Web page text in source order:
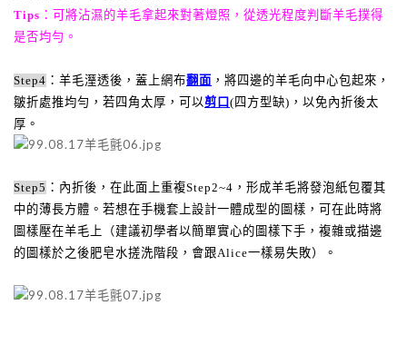
Tips ：可將沾濕的羊毛拿起來對著燈照，從透光程度判斷羊毛撲得
是否均勻。
Step4 ：羊毛溼透後，蓋上網布翻面 ，將四邊的羊毛向中心包起來，
皺折處推均勻，若四角太厚，可以剪口 (四方型缺)，以免內折後太
厚。
Step5 ：內折後，在此面上重複Step2~4 ，形成羊毛將發泡紙包覆其
中的薄長方體。若想在手機套上設計一體成型的圖樣，可在此時將
圖樣壓在羊毛上（建議初學者以簡單實心的圖樣下手，複雜或描邊
的圖樣於之後肥皂水搓洗階段，會跟Alice一樣易失敗）。